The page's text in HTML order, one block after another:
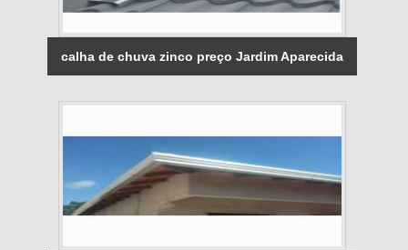
calha de chuva zinco preço Jardim Aparecida